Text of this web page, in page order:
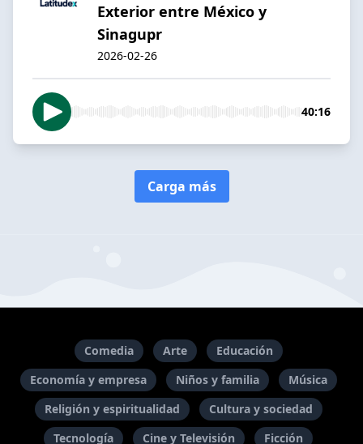
Exterior entre México y
Sinagupr
2026-02-26
40:16
Carga más
Comedia Arte
Educación
Economía y empresa
Niños y familia
Música
Religión y espiritualidad
Cultura y sociedad
Tecnología
Cine y Televisión Ficción